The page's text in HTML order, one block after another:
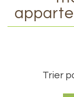
Trier